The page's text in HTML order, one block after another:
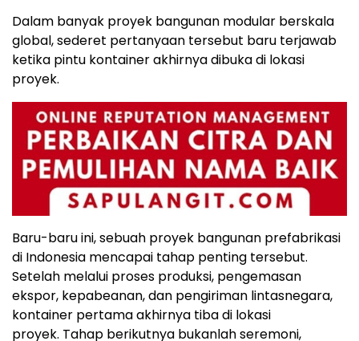
Dalam banyak proyek bangunan modular berskala
global, sederet pertanyaan tersebut baru terjawab
ketika pintu kontainer akhirnya dibuka di lokasi
proyek.
Baru-baru ini, sebuah proyek bangunan prefabrikasi
di Indonesia mencapai tahap penting tersebut.
Setelah melalui proses produksi, pengemasan
ekspor, kepabeanan, dan pengiriman lintasnegara,
kontainer pertama akhirnya tiba di lokasi
proyek. Tahap berikutnya bukanlah seremoni,